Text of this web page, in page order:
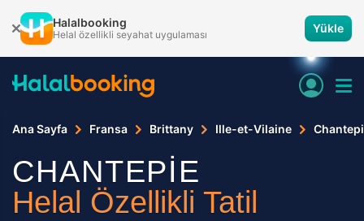
Halalbooking
Helal özellikli seyahat uygulaması Yükle
Ana Sayfa Fransa Brittany Ille-et-Vilaine
CHANTEPİE
Helal Özellikli Tatil